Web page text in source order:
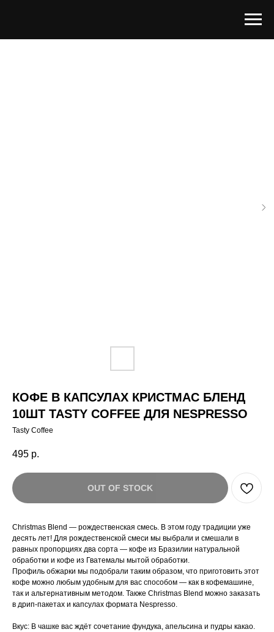
КОФЕ В КАПСУЛАХ КРИСТМАС БЛЕНД
10ШТ TASTY COFFEE ДЛЯ NESPRESSO
Tasty Coffee
495 р.
OUT OF STOCK
Christmas Blend — рождественская смесь. В этом году традиции уже
десять лет! Для рождественской смеси мы выбрали и смешали в
равных пропорциях два сорта — кофе из Бразилии натуральной
обработки и кофе из Гватемалы мытой обработки.
Профиль обжарки мы подобрали таким образом, что приготовить этот
кофе можно любым удобным для вас способом — как в кофемашине,
так и альтернативным методом. Также Christmas Blend можно заказать
в дрип-пакетах и капсулах формата Nespresso.
Вкус: В чашке вас ждёт сочетание фундука, апельсина и пудры какао.